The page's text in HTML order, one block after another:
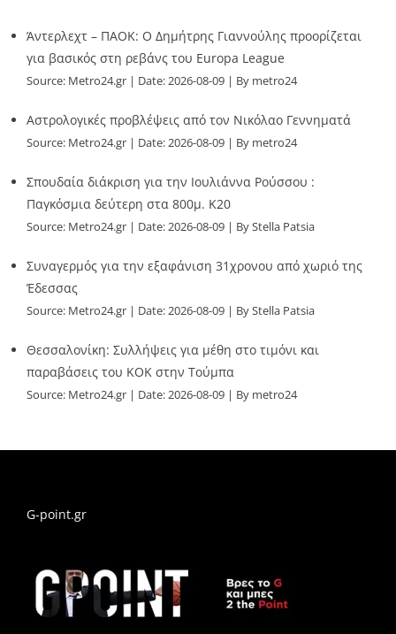
Άντερλεχτ – ΠΑΟΚ: Ο Δημήτρης Γιαννούλης προορίζεται
για βασικός στη ρεβάνς του Europa League
Source: Metro24.gr Date: 2026-08-09 By metro24
Αστρολογικές προβλέψεις από τον Νικόλαο Γεννηματά
Source: Metro24.gr Date: 2026-08-09 By metro24
Σπουδαία διάκριση για την Ιουλιάννα Ρούσσου :
Παγκόσμια δεύτερη στα 800μ. Κ20
Source: Metro24.gr Date: 2026-08-09 By Stella Patsia
Συναγερμός για την εξαφάνιση 31χρονου από χωριό της
Έδεσσας
Source: Metro24.gr Date: 2026-08-09 By Stella Patsia
Θεσσαλονίκη: Συλλήψεις για μέθη στο τιμόνι και
παραβάσεις του ΚΟΚ στην Τούμπα
Source: Metro24.gr Date: 2026-08-09 By metro24
G-point.gr